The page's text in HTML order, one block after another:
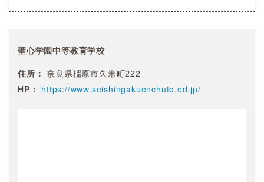
聖心学園中等教育学校
住所： 奈良県橿原市久米町222
HP： https://www.seishingakuenchuto.ed.jp/